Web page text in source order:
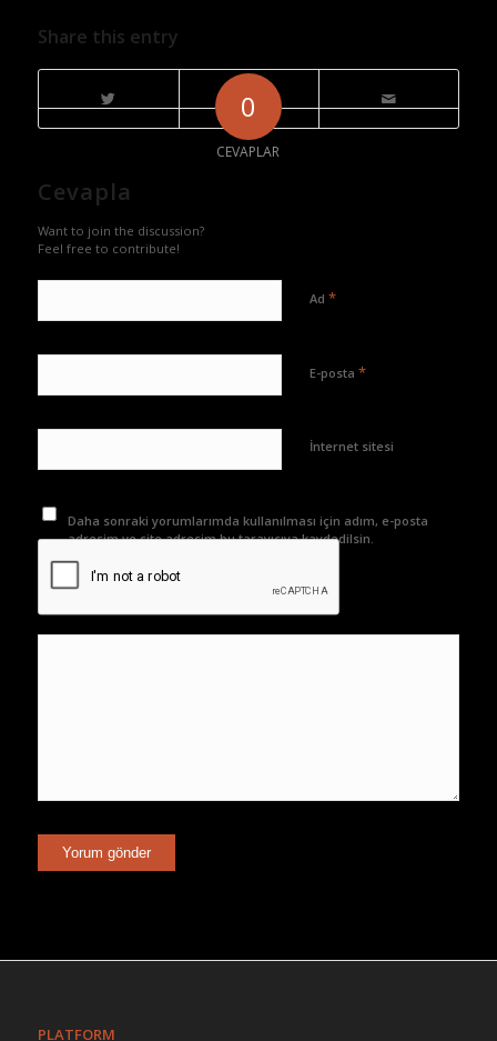
Share this entry
0
CEVAPLAR
Cevapla
Want to join the discussion?
Feel free to contribute!
Ad *
E-posta *
İnternet sitesi
Daha sonraki yorumlarımda kullanılması için adım, e-posta
adresim ve site adresim bu tarayıcıya kaydedilsin.
PLATFORM